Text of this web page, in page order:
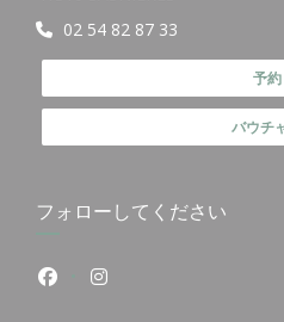
02 54 82 87 33
予約
バウチ
フォローしてください
Facebook ((新しいウィンド
Instagram ((新しいウ